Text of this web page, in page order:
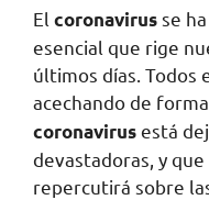
El coronavirusse
esencial que rige
últimos días. Todos
acechando de
coronavirusestá
devastadoras, y
repercutirá sobre